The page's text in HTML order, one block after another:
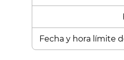
Fecha y hora límite